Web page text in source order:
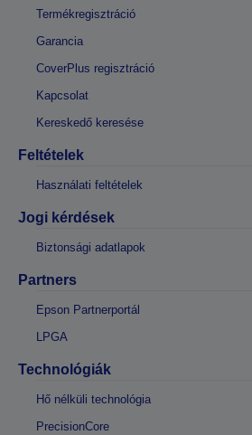
Termékregisztráció
Garancia
CoverPlus regisztráció
Kapcsolat
Kereskedő keresése
Feltételek
Használati feltételek
Jogi kérdések
Biztonsági adatlapok
Partners
Epson Partnerportál
LPGA
Technológiák
Hő nélküli technológia
PrecisionCore